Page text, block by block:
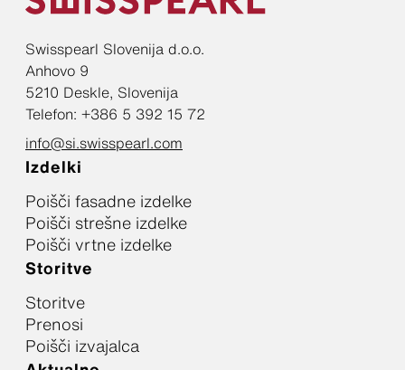
Swisspearl Slovenija d.o.o.
Anhovo 9
5210 Deskle, Slovenija
Telefon: +386 5 392 15 72
info@si.swisspearl.com
Izdelki
Poišči fasadne izdelke
Poišči strešne izdelke
Poišči vrtne izdelke
Storitve
Storitve
Prenosi
Poišči izvajalca